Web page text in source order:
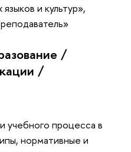
и культур»,
/
/
учебного процесса в
нормативные и